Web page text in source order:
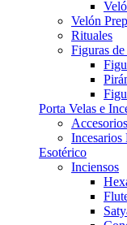
Velón
Rituales
Figuras de
Porta Velas e
Incesarios
Esotérico
Inciensos